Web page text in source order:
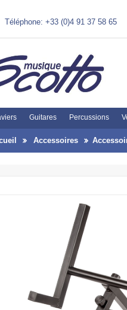
Téléphone: +33 (0)4 91 37 58 65
Guitares Percussions
Accessoires